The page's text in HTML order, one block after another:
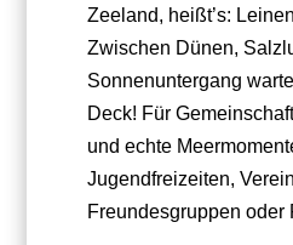
Zeeland, heißt’s:
Zwischen Dünen,
Sonnenuntergang
Deck! Für
und echte
Jugendfreizeiten,
Freundesgruppen oder